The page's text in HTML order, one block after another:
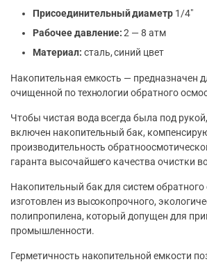
Присоединительный диаметр 1/4″
Рабочее давление:2 — 8 атм
Материал: сталь, синий цвет
Накопительная емкость — предназначен
очищенной по технологии обратного
Чтобы чистая вода всегда была под
включен накопительный бак,
производительность
гаранта высочайшего качества очистки
Накопительный бак для систем обратного
изготовлен из высокопрочного,
полипропилена, который допущен для
промышленности.
Герметичность накопительной емкости